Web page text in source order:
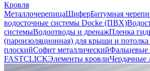
Кровля
МеталлочерепицаШиферБитумная
водосточные системы Docke (ПВХ)
системыВодоотводы и дренажПленка
(пароизоляционная) для крыши и потолка
плоскийСофит металлическийФальцевые
FASTCLICKЭлементы кровлиЧердачные